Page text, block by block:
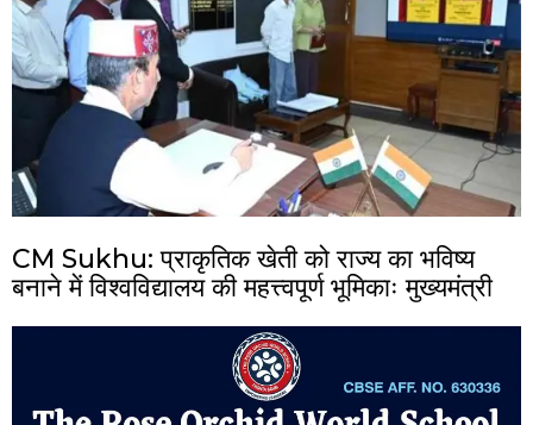
CM Sukhu: प्राकृतिक खेती को राज्य का भविष्य
बनाने में विश्वविद्यालय की महत्त्वपूर्ण भूमिकाः मुख्यमंत्री